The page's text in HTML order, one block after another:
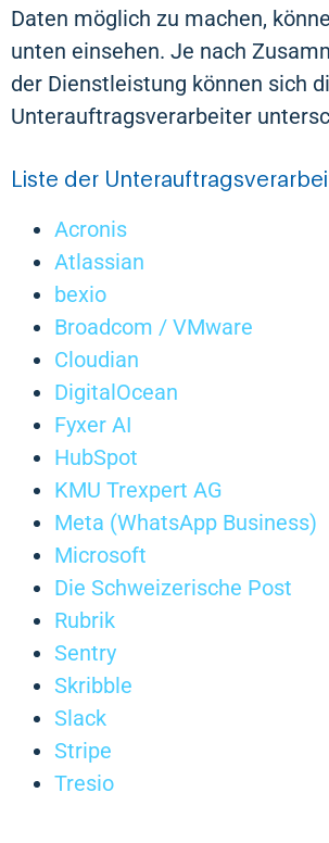
Daten möglich zu machen,
unten einsehen. Je nach
der Dienstleistung können sich
Unterauftragsverarbeiter
Liste der
Acronis
Atlassian
bexio
Broadcom / VMware
Cloudian
DigitalOcean
Fyxer AI
HubSpot
KMU Trexpert AG
Meta (WhatsApp Business)
Microsoft
Die Schweizerische Post
Rubrik
Sentry
Skribble
Slack
Stripe
Tresio